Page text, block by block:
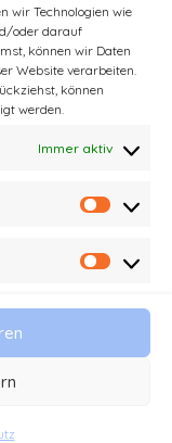
wir Technologien wie
oder darauf
können wir Daten
Website verarbeiten.
können
werden.
Immer aktiv
Kathi